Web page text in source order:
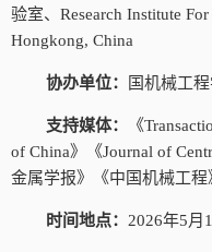
验室、 Research Institute
Hongkong, China
协办单位： 国机械工
支持媒体： 《
of China》《Journal of
金属学报》《中国机械工程
时间地点： 2026年5月